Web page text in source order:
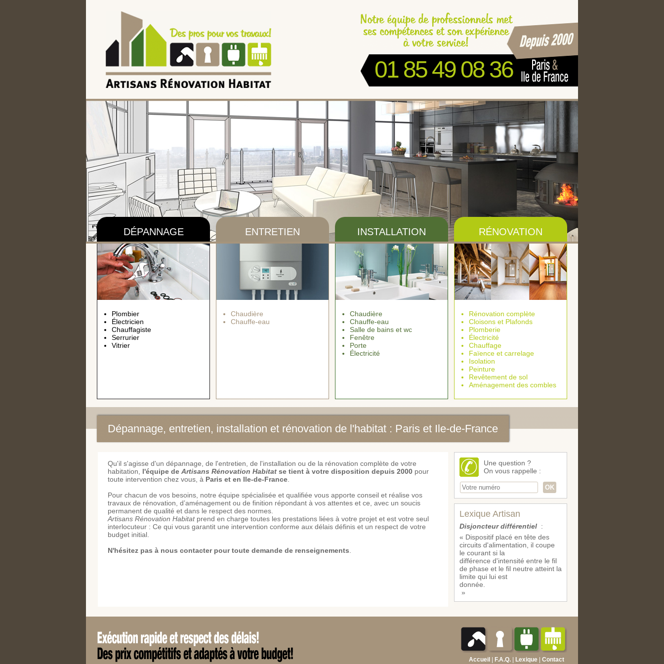
01 85 49 08 36
DÉPANNAGE
Plombier
Électricien
Chauffagiste
Serrurier
Vitrier
ENTRETIEN
Chaudière
Chauffe-eau
INSTALLATION
Chaudière
Chauffe-eau
Salle de bains et wc
Fenêtre
Porte
Électricité
RÉNOVATION
Rénovation complète
Cloisons et Plafonds
Plomberie
Électricité
Chauffage
Faïence et carrelage
Isolation
Peinture
Revêtement de sol
Aménagement des combles
Dépannage, entretien, installation et rénovation de l'habitat : Paris et Ile-de-France
Qu'il s'agisse d'un dépannage, de l'entretien, de l'installation ou de la rénovation complète de votre
habitation, l'équipe de Artisans Rénovation Habitat se tient à votre disposition depuis 2000 pour
toute intervention chez vous, à Paris et en Ile-de-France
Pour chacun de vos besoins, notre équipe spécialisée et qualifiée vous apporte conseil et réalise vos
travaux de rénovation, d’aménagement ou de finition répondant à vos attentes et ce, avec un soucis
permanent de qualité et dans le respect des normes.
Artisans Rénovation Habitatprend en charge toutes les prestations liées à votre projet et est votre seul
interlocuteur : Ce qui vous garantit une intervention conforme aux délais définis et un respect de votre
budget initial.
N'hésitez pas à nous contacter pour toute demande de renseignements
Une question ?
On vous rappelle :
Lexique Artisan
Disjoncteur différentiel :
« Dispositif placé en tête des
circuits d'alimentation, il coupe
le courant si la
différence d'intensité entre le fil
de phase et le fil neutre atteint la
limite qui lui est
donnée.
»
Accueil F.A.Q. Lexique Contact